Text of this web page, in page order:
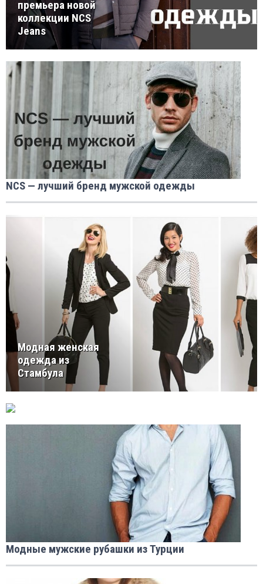
премьера новой
коллекции NCS
Jeans
NCS — лучший бренд мужской одежды
Модная женская
одежда из
Стамбула
Модные мужские рубашки из Турции